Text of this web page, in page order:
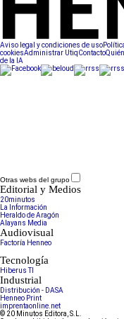
Aviso legal y condiciones de uso
cookiesAdministrar UtiqContacto
de la IA
Otras webs del grupo
Editorial y Medios
20minutos
La Información
Heraldo de Aragón
Alayans Media
Audiovisual
Factoría Henneo
Tecnología
Hiberus TI
Industrial
Distribución - DASA
Henneo Print
imprentaonline.net
© 20 Minutos Editora, S.L.